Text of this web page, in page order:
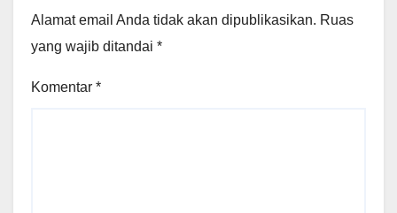
Alamat email Anda tidak akan dipublikasikan. Ruas
yang wajib ditandai *
Komentar *